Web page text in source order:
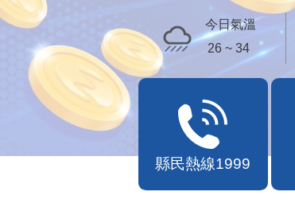
今日氣溫
26 ~ 34
縣民熱線1999